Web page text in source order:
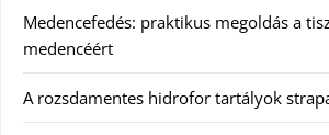
Medencefedés: praktikus megoldás a
medencéért
A rozsdamentes hidrofor tartályok